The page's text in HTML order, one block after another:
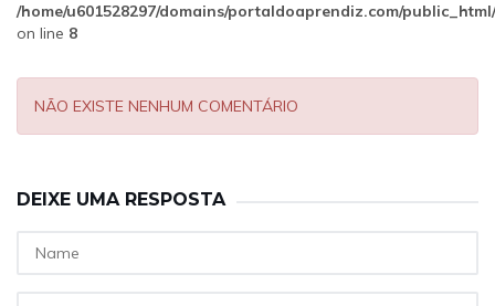
/home/u601528297/domains/portaldoaprendiz.com/
on line 8
NÃO EXISTE NENHUM COMENTÁRIO
DEIXE UMA RESPOSTA